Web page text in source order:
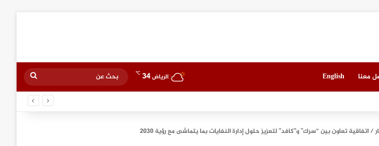
معنا English الرياض34
℃
بحث
عن
مطلع سبتمبر المقبل
/اتفاقية تعاون بين “سرك” و”كافد” لتعزيز حلول إدارة النفايات بما يتماشى مع رؤية 2030